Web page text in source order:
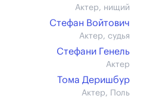
Актер, нищий
Стефан Войтович
Актер, судья
Стефани Генель
Актер
Тома Деришбур
Актер, Поль